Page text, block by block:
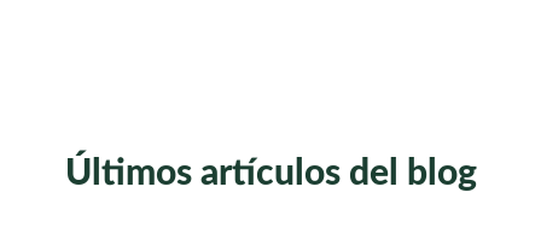
Últimos artículos del blog